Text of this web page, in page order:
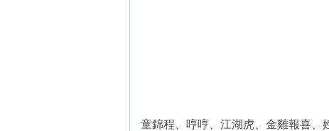
童錦程、哼哼、江湖虎、金雞報喜、